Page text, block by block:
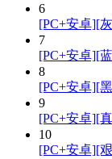
6
[PC+安卓][
7
[PC+安卓][
8
[PC+安卓][
9
[PC+安卓][
10
[PC+安卓][